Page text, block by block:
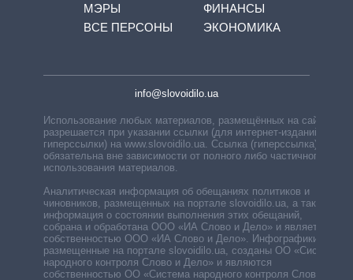
МЭРЫ
ВСЕ ПЕРСОНЫ
ФИНАНСЫ
ЭКОНОМИКА
info@slovoidilo.ua
Использование любых материалов, размещённых на сайте,
разрешается при указании ссылки (для интернет-изданий —
гиперссылки) на www.slovoidilo.ua. Ссылка (гиперссылка)
обязательна вне зависимости от полного либо частичного
использования материалов.
Аналитическая информация об обещаниях политиков и
чиновников, размещенных на портале slovoidilo.ua, а также
информация о состоянии выполнения этих обещаний,
собрана и обработана ООО «ИА Слово и Дело» и является
собственностью ООО «ИА Слово и Дело». Инфографики,
размещенные на портале slovoidilo.ua, созданы ОО «Система
народного контроля Слово и Дело» и являются
собственностью ОО «Система народного контроля Слово и